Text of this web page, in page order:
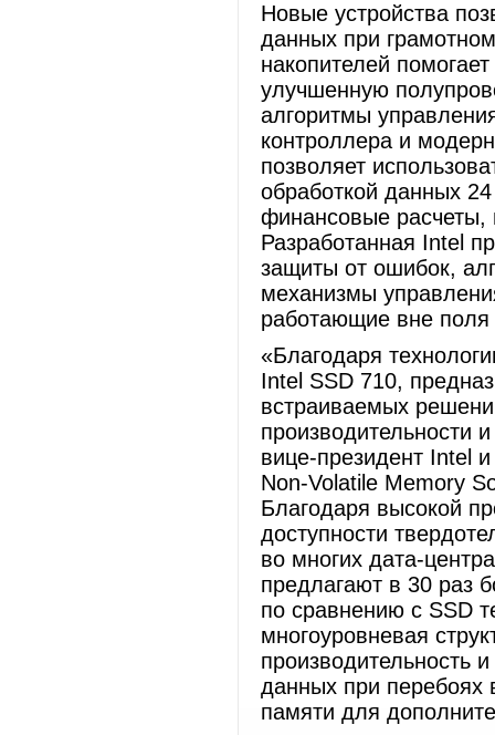
Новые устройства
данных при
накопителей
улучшенную
алгоритмы
контроллера и
позволяет
обработкой данных
финансовые расчеты,
Разработанная Intel
защиты от ошибок,
механизмы
работающие вне поля
«Благодаря
Intel SSD 710,
встраиваемых
производительности
вице-президент Intel
Non-Volatile Memory
Благодаря высокой
доступности
во многих дата-
предлагают в 30 раз
по сравнению с SSD
многоуровневая
производительность
данных при перебоях
памяти для